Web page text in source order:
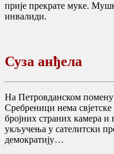
прије прекрате муке.
инвалиди.
Суза анђела
На Петровданском
Сребреници нема
бројних страних камера
укључења у сателитски
демократију…